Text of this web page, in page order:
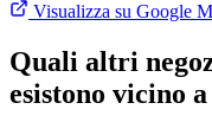
Visualizza su Google
Quali altri
esistono vicino